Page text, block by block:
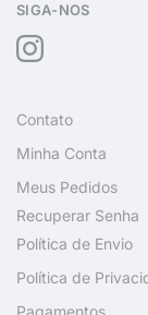
SIGA-NOS
Contato
Minha Conta
Meus Pedidos
Recuperar Senha
Política de Envio
Política de
Pagamentos